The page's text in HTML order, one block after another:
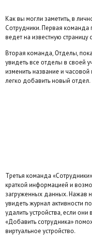
Как вы могли заметить, в
Сотрудники. Первая
ведет на известную страницу
Вторая команда, Отделы,
увидеть все отделы в своей
изменить название и
легко добавить новый отдел.
Третья команда
краткой информацией и
загруженных данных. Нажав
увидеть журнал активности
удалить устройства, если
«Добавить сотрудника»
виртуальное устройство.